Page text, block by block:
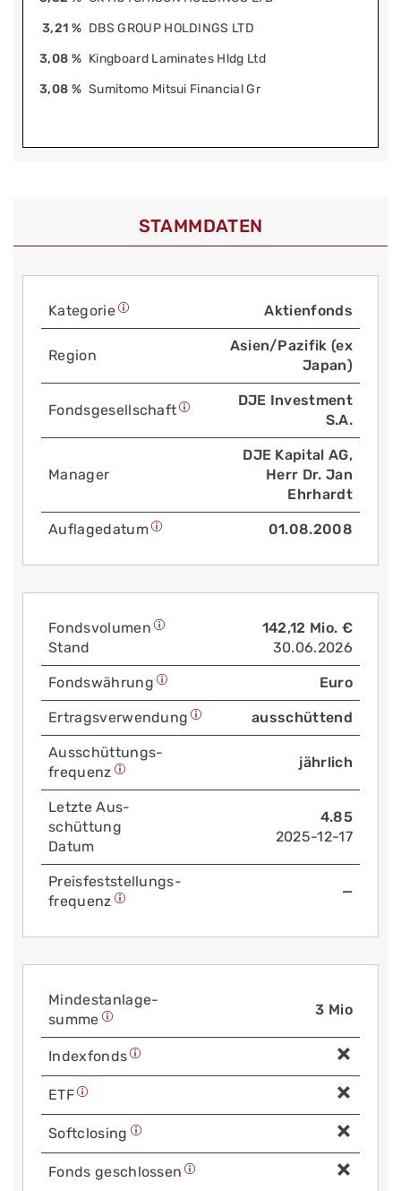
3,21 % DBS GROUP HOLDINGS LTD
3,08 % Kingboard Laminates Hldg Ltd
3,08 % Sumitomo Mitsui Financial Gr
STAMMDATEN
Kategorie Aktienfonds
Region
Asien/Pazifik (ex
Japan)
Fonds­gesellschaft
DJE Investment
S.A.
Manager
DJE Kapital AG,
Herr Dr. Jan
Ehrhardt
Auflage­datum 01.08.2008
Fonds­volumen
Stand
142,12 Mio. €
30.06.2026
Fonds­währung Euro
Ertrags­verwendung ausschüttend
Aus­schüttungs­
frequenz
jährlich
Letzte Aus­
schüttung
Datum
4.85
2025-12-17
Preis­fest­stellungs­
frequenz
—
Mindest­anlage­
summe
3 Mio
Index­fonds
ETF
Soft­closing
Fonds geschlossen